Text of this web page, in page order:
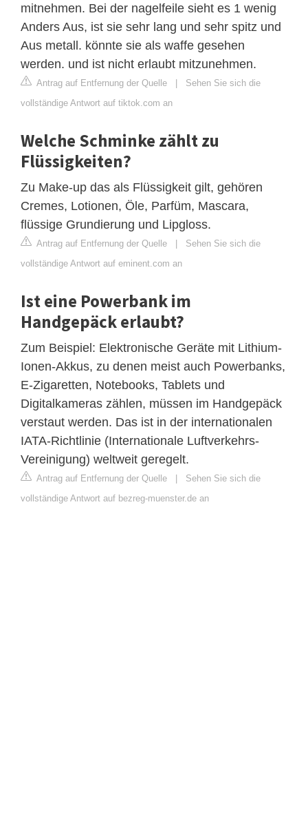
mitnehmen. Bei der nagelfeile sieht es 1 wenig
Anders Aus, ist sie sehr lang und sehr spitz und
Aus metall. könnte sie als waffe gesehen
werden. und ist nicht erlaubt mitzunehmen.
Antrag auf Entfernung der Quelle | Sehen Sie sich die
vollständige Antwort auf tiktok.com an
Welche Schminke zählt zu
Flüssigkeiten?
Zu Make-up das als Flüssigkeit gilt, gehören
Cremes, Lotionen, Öle, Parfüm, Mascara,
flüssige Grundierung und Lipgloss.
Antrag auf Entfernung der Quelle | Sehen Sie sich die
vollständige Antwort auf eminent.com an
Ist eine Powerbank im
Handgepäck erlaubt?
Zum Beispiel: Elektronische Geräte mit Lithium-
Ionen-Akkus, zu denen meist auch Powerbanks,
E-Zigaretten, Notebooks, Tablets und
Digitalkameras zählen, müssen im Handgepäck
verstaut werden. Das ist in der internationalen
IATA-Richtlinie (Internationale Luftverkehrs-
Vereinigung) weltweit geregelt.
Antrag auf Entfernung der Quelle | Sehen Sie sich die
vollständige Antwort auf bezreg-muenster.de an